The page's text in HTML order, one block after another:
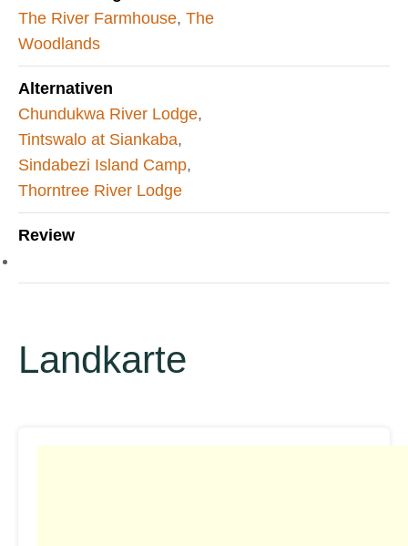
The River Farmhouse, The
Woodlands
Alternativen
Chundukwa River Lodge,
Tintswalo at Siankaba,
Sindabezi Island Camp,
Thorntree River Lodge
Review
Landkarte